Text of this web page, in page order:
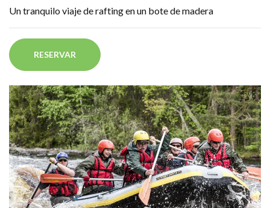
Un tranquilo viaje de rafting en un bote de madera
RESERVAR